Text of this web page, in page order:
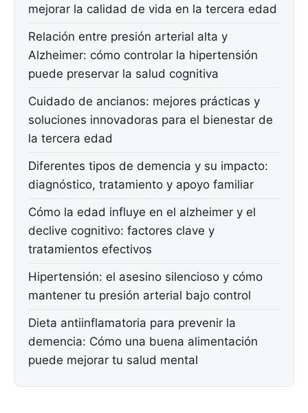
mejorar la calidad de vida en la tercera edad
Relación entre presión arterial alta y
Alzheimer: cómo controlar la hipertensión
puede preservar la salud cognitiva
Cuidado de ancianos: mejores prácticas y
soluciones innovadoras para el bienestar de
la tercera edad
Diferentes tipos de demencia y su impacto:
diagnóstico, tratamiento y apoyo familiar
Cómo la edad influye en el alzheimer y el
declive cognitivo: factores clave y
tratamientos efectivos
Hipertensión: el asesino silencioso y cómo
mantener tu presión arterial bajo control
Dieta antiinflamatoria para prevenir la
demencia: Cómo una buena alimentación
puede mejorar tu salud mental